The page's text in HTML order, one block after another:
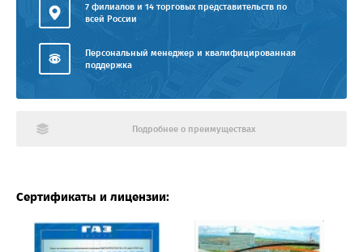
7 филиалов и 14 торговых представительств по
всей России
Персональный менеджер и квалифицированная
поддержка
Подробнее о преимуществах
Сертификаты и лицензии: